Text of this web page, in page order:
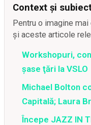
Context și
Pentru o imagine
și aceste articole
Workshopuri,
şase ţări la VSLO
Michael Bolton
Capitală; Laura
Începe JAZZ IN